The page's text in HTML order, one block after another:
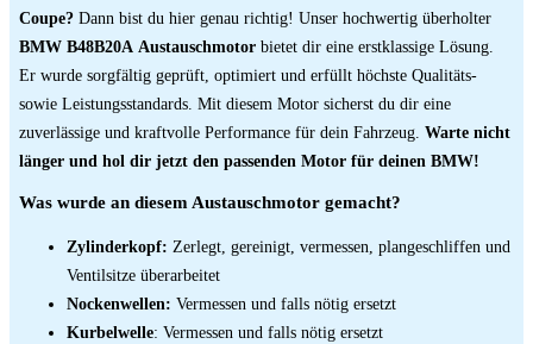
Coupe? Dann bist du hier genau richtig! Unser hochwertig überholter
BMW B48B20A Austauschmotor bietet dir eine erstklassige Lösung.
Er wurde sorgfältig geprüft, optimiert und erfüllt höchste Qualitäts-
sowie Leistungsstandards. Mit diesem Motor sicherst du dir eine
zuverlässige und kraftvolle Performance für dein Fahrzeug. Warte nicht
länger und hol dir jetzt den passenden Motor für deinen BMW!
Was wurde an diesem Austauschmotor gemacht?
Zylinderkopf: Zerlegt, gereinigt, vermessen, plangeschliffen und
Ventilsitze überarbeitet
Nockenwellen: Vermessen und falls nötig ersetzt
Kurbelwelle: Vermessen und falls nötig ersetzt